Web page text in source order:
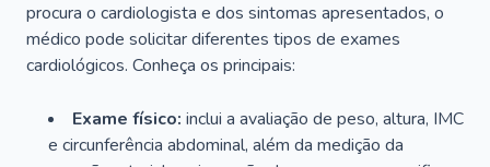
procura o cardiologista e dos sintomas apresentados, o
médico pode solicitar diferentes tipos de exames
cardiológicos. Conheça os principais:
Exame físico: inclui a avaliação de peso, altura, IMC
e circunferência abdominal, além da medição da